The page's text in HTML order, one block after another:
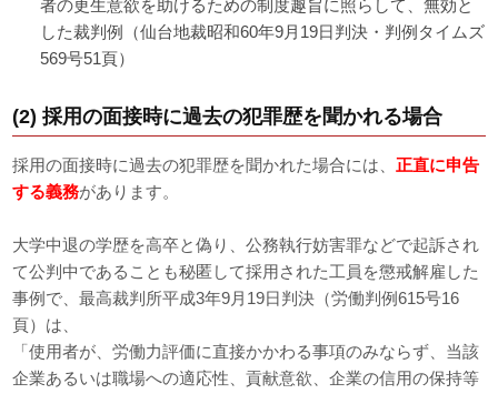
者の更生意欲を助けるための制度趣旨に照らして、無効と
した裁判例（仙台地裁昭和60年9月19日判決・判例タイムズ
569号51頁）
(2) 採用の面接時に過去の犯罪歴を聞かれる場合
採用の面接時に過去の犯罪歴を聞かれた場合には、正直に申告
する義務があります。
大学中退の学歴を高卒と偽り、公務執行妨害罪などで起訴され
て公判中であることも秘匿して採用された工員を懲戒解雇した
事例で、最高裁判所平成3年9月19日判決（労働判例615号16
頁）は、
「使用者が、労働力評価に直接かかわる事項のみならず、当該
企業あるいは職場への適応性、貢献意欲、企業の信用の保持等